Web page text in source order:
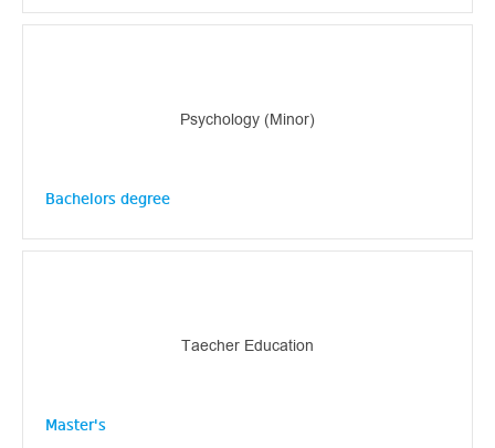
Psychology (Minor)
Bachelors degree
Taecher Education
Master's